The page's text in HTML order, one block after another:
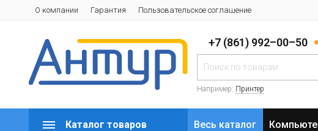
О компании Гарантия Пользовательское соглашение
+7 (861) 992–00–50
Например: Принтер
Каталог товаров Весь каталог